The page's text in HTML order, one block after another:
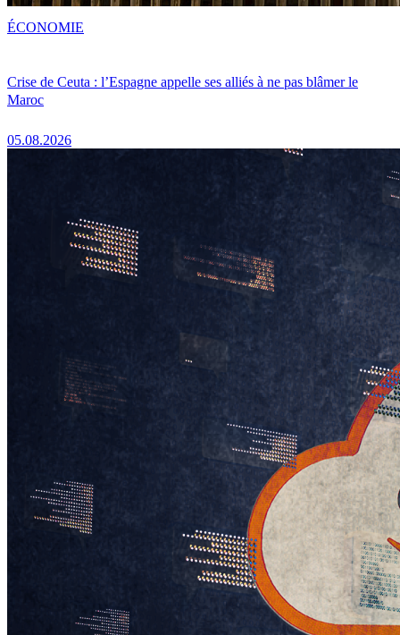
Crise de Ceuta : l’Espagne appelle ses alliés à ne pas blâmer le
Maroc
05.08.2026
ÉCONOMIE